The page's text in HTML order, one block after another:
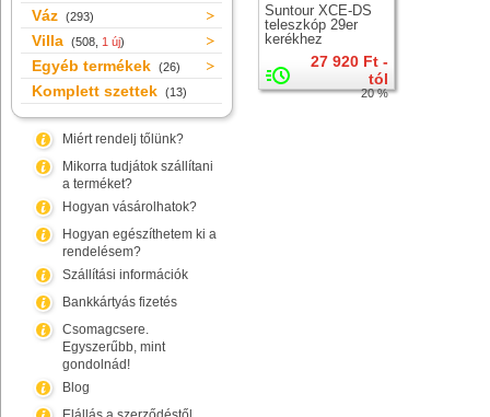
Váz (293)
Villa (508, 1 új)
Egyéb termékek (26)
Komplett szettek (13)
Miért rendelj tőlünk?
Mikorra tudjátok szállítani
a terméket?
Hogyan vásárolhatok?
Hogyan egészíthetem ki a
rendelésem?
Szállítási információk
Bankkártyás fizetés
Csomagcsere.
Egyszerűbb, mint
gondolnád!
Blog
Suntour XCE-DS
teleszkóp 29er
kerékhez
27 920 Ft -
tól
20 %